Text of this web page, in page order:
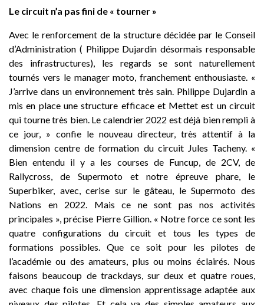
Le circuit n’a pas fini de « tourner »
Avec le renforcement de la structure décidée par le Conseil
d’Administration ( Philippe Dujardin désormais responsable
des infrastructures), les regards se sont naturellement
tournés vers le manager moto, franchement enthousiaste. «
J’arrive dans un environnement très sain. Philippe Dujardin a
mis en place une structure efficace et Mettet est un circuit
qui tourne très bien. Le calendrier 2022 est déjà bien rempli à
ce jour, » confie le nouveau directeur, très attentif à la
dimension centre de formation du circuit Jules Tacheny. «
Bien entendu il y a les courses de Funcup, de 2CV, de
Rallycross, de Supermoto et notre épreuve phare, le
Superbiker, avec, cerise sur le gâteau, le Supermoto des
Nations en 2022. Mais ce ne sont pas nos activités
principales », précise Pierre Gillion. « Notre force ce sont les
quatre configurations du circuit et tous les types de
formations possibles. Que ce soit pour les pilotes de
l’académie ou des amateurs, plus ou moins éclairés. Nous
faisons beaucoup de trackdays, sur deux et quatre roues,
avec chaque fois une dimension apprentissage adaptée aux